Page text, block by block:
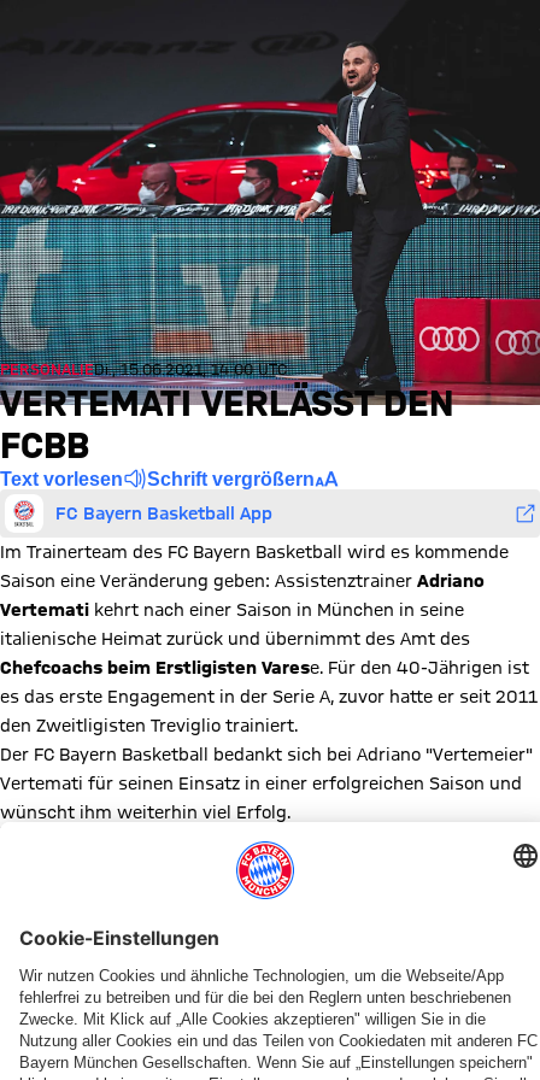
PERSONALIEDi., 15.06.2021, 14:00 UTC
VERTEMATI VERLÄSST DEN
FCBB
Text vorlesen Schrift vergrößern
FC Bayern Basketball App
Im Trainerteam des FC Bayern Basketball wird es kommende
Saison eine Veränderung geben: Assistenztrainer Adriano
Vertemati kehrt nach einer Saison in München in seine
italienische Heimat zurück und übernimmt des Amt des
Chefcoachs beim Erstligisten Varese. Für den 40-Jährigen ist
es das erste Engagement in der Serie A, zuvor hatte er seit 2011
den Zweitligisten Treviglio trainiert.
Der FC Bayern Basketball bedankt sich bei Adriano "Vertemeier"
Vertemati für seinen Einsatz in einer erfolgreichen Saison und
wünscht ihm weiterhin viel Erfolg.
WEITERE NEWS
NEWS BUNDESLIGAPRESEASONKADERUPDATE
INFOS SAISON 2026/27
SAISON 2025/2026
MEDIENRUNDE